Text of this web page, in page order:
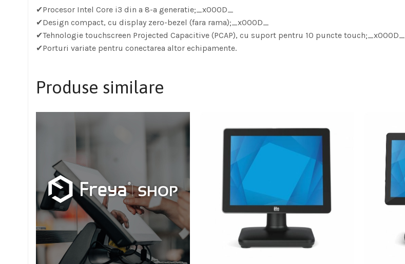
✔Procesor Intel Core i3 din a 8-a generatie;_x000D_
✔Design compact, cu display zero-bezel (fara rama);_x000D_
✔Tehnologie touchscreen Projected Capacitive (PCAP), cu suport pentru 10 puncte touch;_x000D_
✔Porturi variate pentru conectarea altor echipamente.
Produse similare